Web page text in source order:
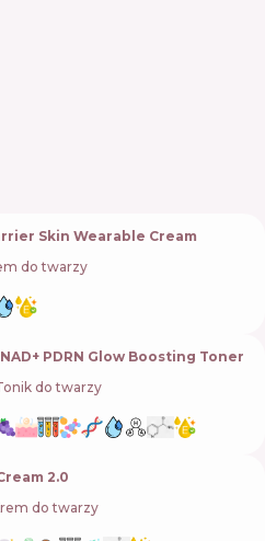
Skin Wearable Cream
do twarzy
PDRN Glow Boosting Toner
do twarzy
2.0
do twarzy